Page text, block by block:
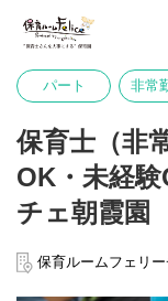
パート 非常
保育士（非
OK・未経
チェ朝霞園
保育ルームフェリ